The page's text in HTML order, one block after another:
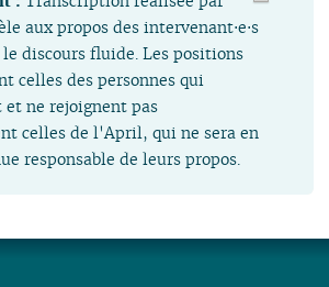
aux propos des intervenant⋅e⋅s
discours fluide. Les positions
celles des personnes qui
ne rejoignent pas
celles de l'April, qui ne sera en
responsable de leurs propos.